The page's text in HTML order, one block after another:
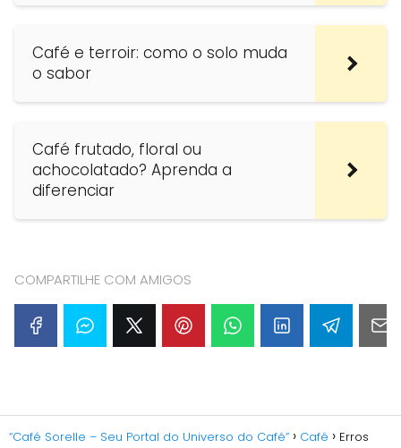
Café e terroir: como o solo muda
o sabor
Café frutado, floral ou
achocolatado? Aprenda a
diferenciar
COMPARTILHE COM AMIGOS
“Café Sorelle – Seu Portal do Universo do Café” Café
Erros